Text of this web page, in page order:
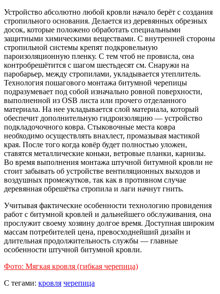
Устройство абсолютно любой кровли начало берёт с создания
стропильного основания. Делается из деревянных обрезных
досок, которые положено обработать специальными
защитными химическими веществами. С внутренней стороны
стропильной системы крепят подкровельную
пароизоляционную пленку. С тем чтоб не провисла, она
контробрешётится с шагом шестьдесят см. Снаружи на
паробарьер, между стропилами, укладывается утеплитель.
Технология пошагового монтажа битумной черепицы
подразумевает под собой изначально ровной поверхности,
выполненной из OSB листа или прочего отделанного
материала. На нее укладывается слой материала, который
обеспечит дополнительную гидроизоляцию — устройство
подкладочочного ковра. Стыковочные места ковра
необходимо осуществлять внахлест, промазывая мастикой
края. После того когда ковёр будет полностью уложен,
ставятся металлические коньки, ветровые планки, карнизы.
Во время выполнения монтажа штучной битумной кровли не
стоит забывать об устройстве вентиляционных выходов и
воздушных промежутков, так как в противном случае
деревянная обрешётка стропила и лаги начнут гнить.
Учитывая фактические особенности технологию провидения
работ с битумной кровлей и дальнейшего обслуживания, она
прослужит своему хозяину долгое время. Доступная широким
массам потребителей цена, превосходнейший дизайн и
длительная продолжительность службы — главные
особенности штучной битумной кровли.
Фото: Мягкая кровля (гибкая черепица)
С тегами: кровля черепица